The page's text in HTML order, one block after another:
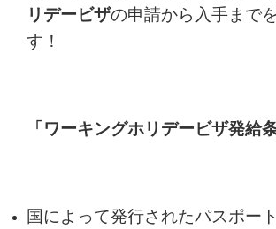
リデービザの申請から入手まで
す！
「ワーキングホリデービザ発給条
国によって発行されたパスポー